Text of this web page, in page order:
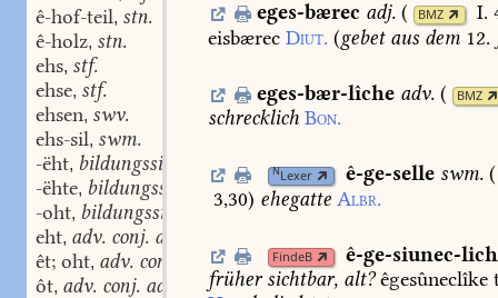
ê-hof-teil, stn.
ê-holz, stn.
ehs, stf.
ehse, stf.
ehsen, swv.
ehs-sil, swm.
-ëht, bildungssilbe.
-ëhte, bildungssilbe.
-oht, bildungssilbe.
eht, adv. conj. adv. conj.
êt; oht, adv. conj. adv. conj.
ôt, adv. conj. adv. conj.
eges-bærec adj. ( BMZ
I.
eisbærec Diut. (gebetaus dem 12.
eges-bær-lîche adv. ( BMZ
schrecklich Bon.
NLexer ê-ge-selle swm. (
3,30) ehegatte Albr.
FindeB
ê-ge-siunec-lich
frühersichtbar, alt?êgesûneclîke